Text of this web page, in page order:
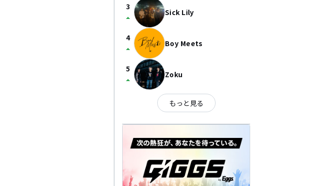
3
arrow_drop_up Sick Lily
4
arrow_drop_up Boy Meets
5
arrow_drop_up Zoku
もっと見る